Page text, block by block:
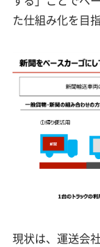
た仕組み化を目
現状は、運送会